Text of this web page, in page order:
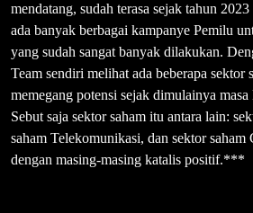
mendatang, sudah terasa sejak tahun
ada banyak berbagai kampanye Pemilu
yang sudah sangat banyak dilakukan.
Team sendiri melihat ada beberapa sektor
memegang potensi sejak dimulainya
Sebut saja sektor saham itu antara lain:
saham Telekomunikasi, dan sektor saham
dengan masing-masing katalis positif.***